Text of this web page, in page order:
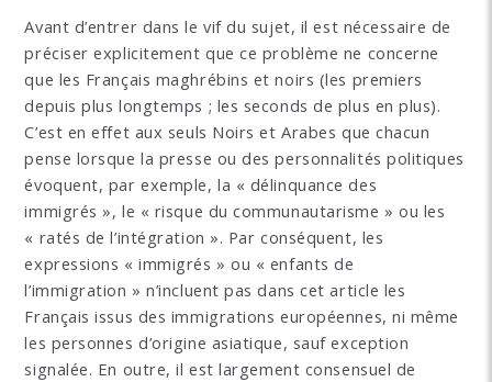
Avant d’entrer dans le vif du sujet, il est nécessaire de
préciser explicitement que ce problème ne concerne
que les Français maghrébins et noirs (les premiers
depuis plus longtemps ; les seconds de plus en plus).
C’est en effet aux seuls Noirs et Arabes que chacun
pense lorsque la presse ou des personnalités politiques
évoquent, par exemple, la « délinquance des
immigrés », le « risque du communautarisme » ou les
« ratés de l’intégration ». Par conséquent, les
expressions « immigrés » ou « enfants de
l’immigration » n’incluent pas dans cet article les
Français issus des immigrations européennes, ni même
les personnes d’origine asiatique, sauf exception
signalée. En outre, il est largement consensuel de